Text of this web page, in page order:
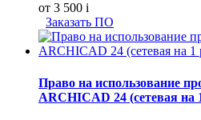
от 3 500 i
Заказать ПО
Право на использование
ARCHICAD 24 (сетевая на